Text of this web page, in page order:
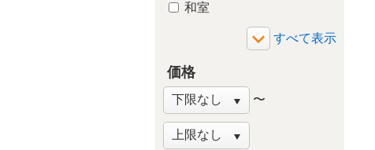
和室
バルコニー・ベランダ
庭・ガーデニング
階段
窓・サッシ
価格
〜